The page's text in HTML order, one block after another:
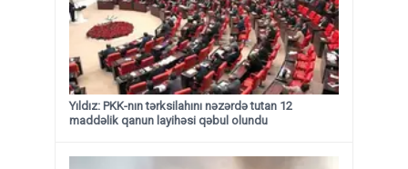
Yıldız: PKK-nın tərksilahını nəzərdə tutan 12
maddəlik qanun layihəsi qəbul olundu ​​​​​​​